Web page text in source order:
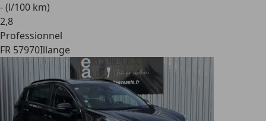
- (l/100 km)
2,8
Professionnel
FR 57970Illange